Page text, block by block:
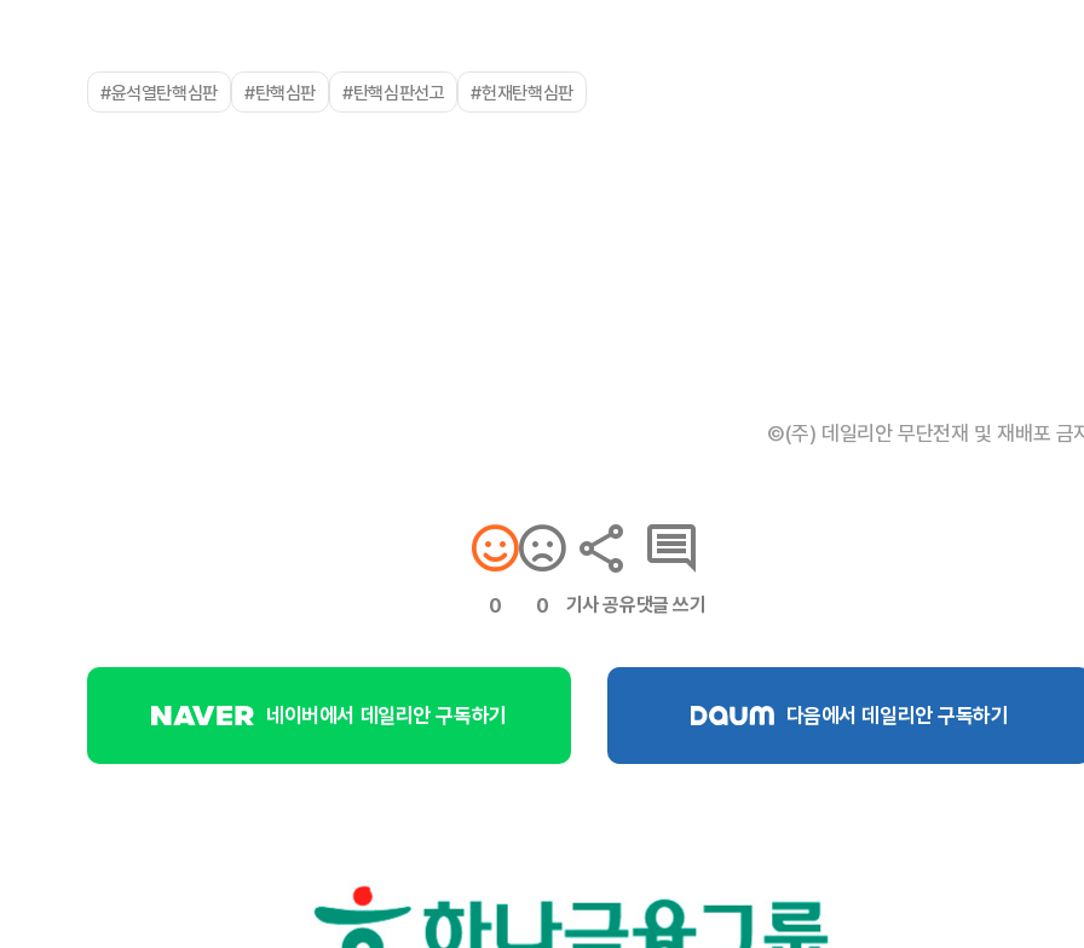
#윤석열탄핵심판 #탄핵심판 #탄핵심판선고 #헌재탄핵심판
©(주) 데일리안 무단전재 및 재배포 금
0 0 기사 공유댓글 쓰기
네이버에서 데일리안 구독하기 다음에서 데일리안 구독하기